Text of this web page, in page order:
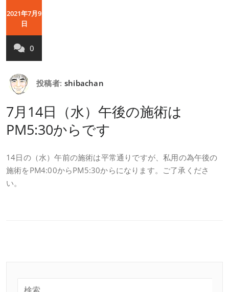
2021年7月9
日
0
投稿者: shibachan
7月14日（水）午後の施術は
PM5:30からです
14日の（水）午前の施術は平常通りですが、私用の為午後の
施術をPM4:00からPM5:30からになります。ご了承くださ
い。